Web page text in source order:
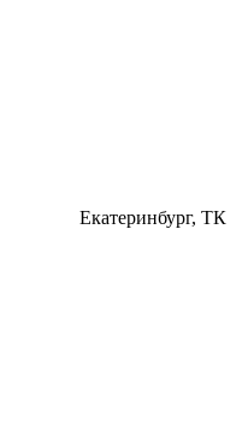
Екатеринбург, ТК